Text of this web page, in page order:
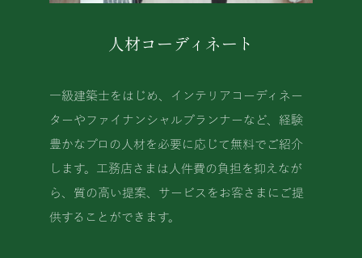
人材コーディネート
一級建築士をはじめ、インテリアコーディネー
ターやファイナンシャルプランナーなど、経験
豊かなプロの人材を必要に応じて無料でご紹介
します。工務店さまは人件費の負担を抑えなが
ら、質の高い提案、サービスをお客さまにご提
供することができます。